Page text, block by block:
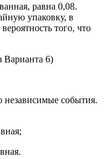
равна 0,08.
упаковку, в
того, что
Варианта 6)
независимые события.